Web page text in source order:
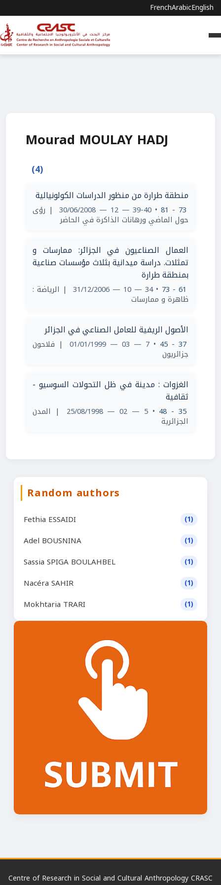
FrenchArabicEnglish
Mourad MOULAY HADJ
(4)
منطقة طرارة من منظور الدراسات الكولونيالية
73 - 81
• 39-40 — 12 — 30/06/2008 | رؤى
حول الماضي ورهانات الذاكرة في الحاضر
العمال الصناعيون في الجزائر: ممارسات و
تمثلات. دراسة ميدانية بثلاث مؤسسات صناعية
بمنطقة طرارة
61 - 73
• 34 — 10 — 31/12/2006 | الرياضة :
ظاهرة و ممارسات
الأصول الريفية للعامل الصناعي في الجزائر
37 - 45
• 7 — 03 — 01/01/1999 | فلاحون
جزائريون
الغزوات : مدينة في ظل التحولات السوسيو -
ثقافية
35 - 48
• 5 — 02 — 25/08/1998 | المدن
الجزائرية
Random authors
Fethia ESSAIDI (1)
Adel BOUSNINA (1)
Sassia SPIGA BOULAHBEL (1)
Nacéra SAHIR (1)
Mokhtaria TRARI (1)
Centre of Research in Social and Cultural Anthropology CRASC